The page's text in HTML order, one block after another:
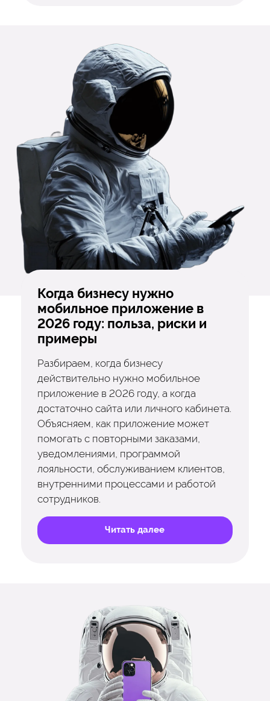
Когда бизнесу нужно
мобильное приложение в
2026 году: польза, риски и
примеры
Разбираем, когда бизнесу
действительно нужно мобильное
приложение в 2026 году, а когда
достаточно сайта или личного кабинета.
Объясняем, как приложение может
помогать с повторными заказами,
уведомлениями, программой
лояльности, обслуживанием клиентов,
внутренними процессами и работой
сотрудников.
Читать далее